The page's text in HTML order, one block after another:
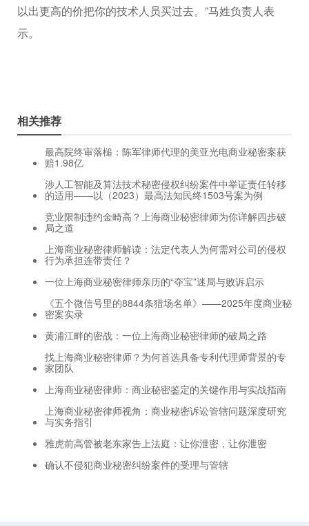
以出更高的价把你的技术人员买过去。”马姓负责人表
示。
相关推荐
最高院终审落槌：陈军律师代理的美亚光电商业秘密案获
赔1.98亿
涉人工智能及算法技术秘密侵权纠纷案件中举证责任转移
的适用——以（2023）最高法知民终1503号案为例
竞业限制违约金畸高？上海商业秘密律师为你详解四步破
局之道
上海商业秘密律师解读：法定代表人为何需对公司的侵权
行为承担连带责任？
一位上海商业秘密律师亲历的“夺宝”迷局与败诉启示
《五个微信号里的8844条猎场名单》——2025年度商业秘
密案实录
黄浦江畔的密战：一位上海商业秘密律师的破局之路
找上海商业秘密律师？为何首选具备专利代理师背景的专
家团队
上海商业秘密律师：商业秘密鉴定的关键作用与实战指南
上海商业秘密律师视角：商业秘密诉讼管辖问题深度研究
与实务指引
雅虎前高管被老东家告上法庭：让你泄密，让你泄密
确认不侵犯商业秘密纠纷案件的受理与管辖